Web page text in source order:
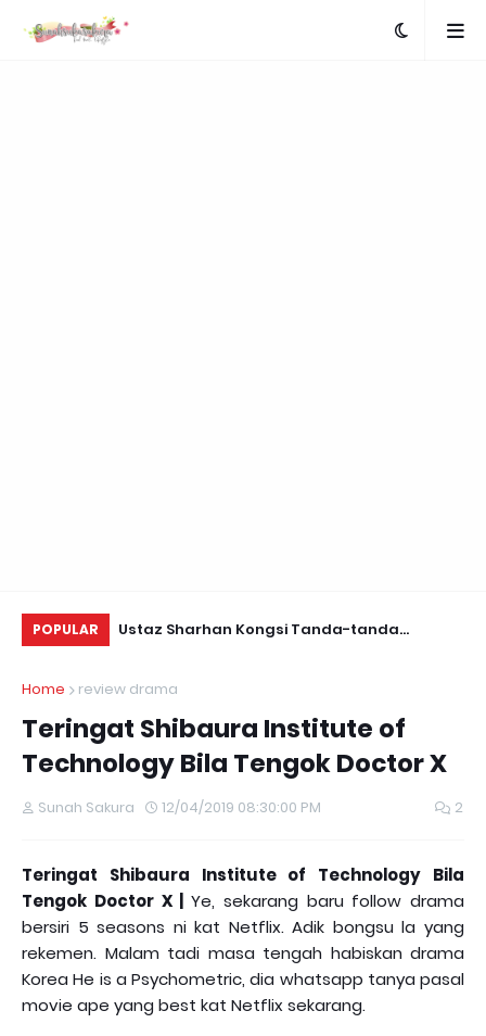
POPULAR
Retreats,
Ustaz Sharhan Kongsi Tanda-tanda
Home
review drama
Teringat Shibaura Institute of
Technology Bila Tengok Doctor X
Sunah Sakura 12/04/2019 08:30:00 PM 2
Teringat Shibaura Institute of Technology Bila
Tengok Doctor X | Ye, sekarang baru follow drama
bersiri 5 seasons ni kat Netflix. Adik bongsu la yang
rekemen. Malam tadi masa tengah habiskan drama
Korea He is a Psychometric, dia whatsapp tanya pasal
movie ape yang best kat Netflix sekarang.